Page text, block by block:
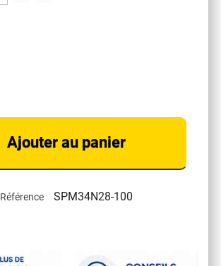
Ajouter au panier
Référence SPM34N28-100